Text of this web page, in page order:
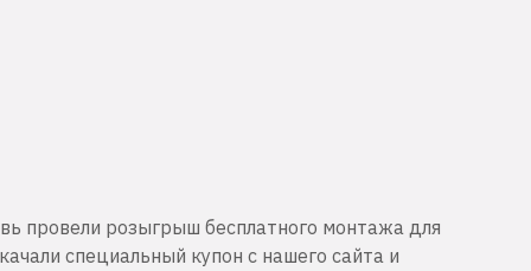
провели розыгрыш бесплатного монтажа для
специальный купон с нашего сайта и